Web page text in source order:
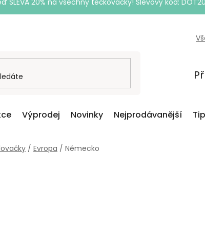
SLEVA 20% na všechny tečkovačky! Slevový kód: DOT20
Výprodej Novinky Nejprodávanější
/ Evropa / Německo